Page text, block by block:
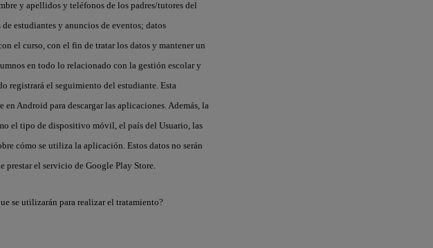
y apellidos y teléfonos de los padres/tutores del
estudiantes y anuncios de eventos; datos
el curso, con el fin de tratar los datos y mantener un
en todo lo relacionado con la gestión escolar y
registrará el seguimiento del estudiante. Esta
Android para descargar las aplicaciones. Además, la
el tipo de dispositivo móvil, el país del Usuario, las
cómo se utiliza la aplicación. Estos datos no serán
prestar el servicio de Google Play Store.
se utilizarán para realizar el tratamiento?